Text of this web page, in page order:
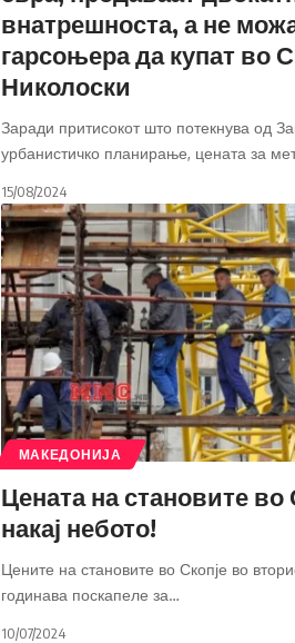
внатрешноста, а не
гарсоњера да купат во
Николоски
Заради притисокот што потекнува од
урбанистичко планирање, цената за
15/08/2024
МАКЕДОНИЈА
Цената на становите во
накај небото!
Цените на становите во Скопје во
годинава поскапеле за…
10/07/2024